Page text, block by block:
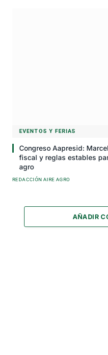
EVENTOS Y FERIAS
Congreso Aapresid:
fiscal y reglas estables
agro
REDACCIÓN AIRE AGRO
AÑADIR